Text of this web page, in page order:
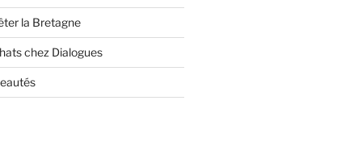
la Bretagne
chez Dialogues